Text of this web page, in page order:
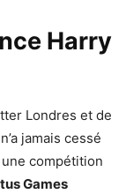
Harry
Londres et de
jamais cessé
une compétition
Games